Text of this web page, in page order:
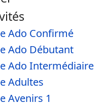
Ado Confirmé
Ado Débutant
Ado Intermédiaire
Adultes
Avenirs 1